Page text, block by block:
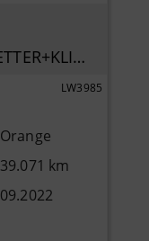
Dolcevita+CARPLAY+ALLWETTER+KLIMA+PDC+TEMPOMAT+DAB+
LW3985
Orange
39.071 km
09.2022